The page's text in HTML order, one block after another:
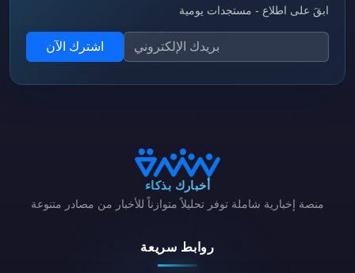
ابقَ على اطلاع - مستجدات يومية
اشترك الآن
أخبارك بذكاء
منصة إخبارية شاملة توفر تحليلاً متوازناً للأخبار من مصادر متنوعة
روابط سريعة